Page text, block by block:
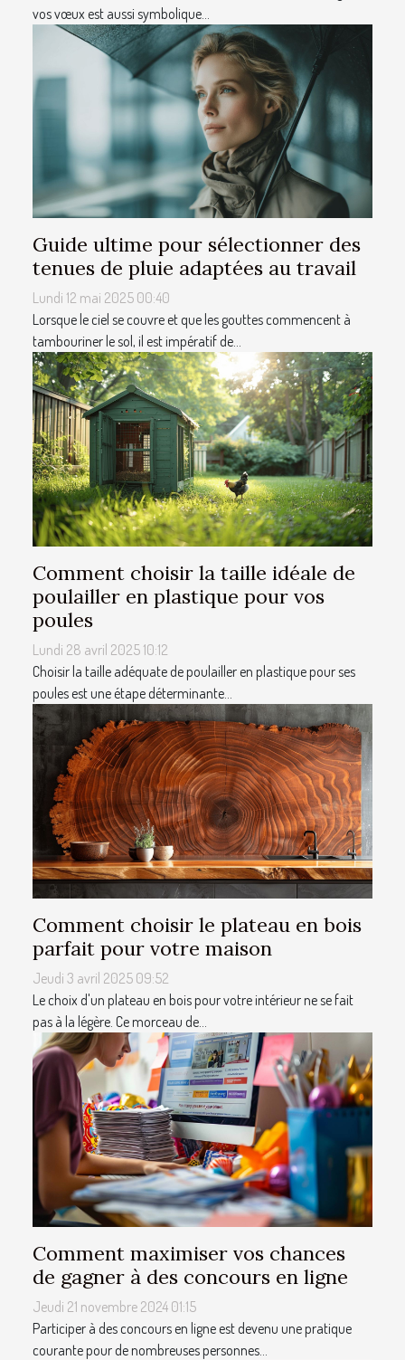
vos vœux est aussi symbolique...
Guide ultime pour sélectionner des
tenues de pluie adaptées au travail
Lundi 12 mai 2025 00:40
Lorsque le ciel se couvre et que les gouttes commencent à
tambouriner le sol, il est impératif de...
Comment choisir la taille idéale de
poulailler en plastique pour vos
poules
Lundi 28 avril 2025 10:12
Choisir la taille adéquate de poulailler en plastique pour ses
poules est une étape déterminante...
Comment choisir le plateau en bois
parfait pour votre maison
Jeudi 3 avril 2025 09:52
Le choix d'un plateau en bois pour votre intérieur ne se fait
pas à la légère. Ce morceau de...
Comment maximiser vos chances
de gagner à des concours en ligne
Jeudi 21 novembre 2024 01:15
Participer à des concours en ligne est devenu une pratique
courante pour de nombreuses personnes...